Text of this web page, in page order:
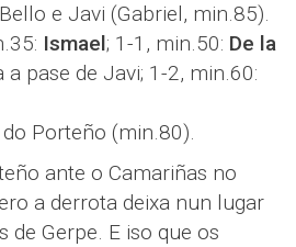
e Javi (Gabriel, min.85).
Ismael; 1-1, min.50: De la
a pase de Javi; 1-2, min.60:
do Porteño (min.80).
ante o Camariñas no
a derrota deixa nun lugar
de Gerpe. E iso que os